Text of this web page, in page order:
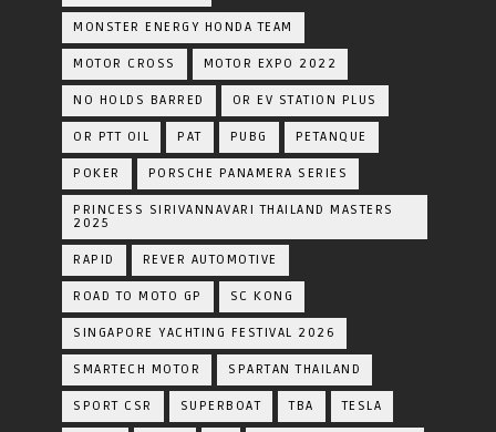
MONSTER ENERGY HONDA TEAM
MOTOR CROSS MOTOR EXPO 2022
NO HOLDS BARRED OR EV STATION PLUS
OR PTT OIL PAT PUBG PETANQUE
POKER PORSCHE PANAMERA SERIES
PRINCESS SIRIVANNAVARI THAILAND MASTERS
2025
RAPID REVER AUTOMOTIVE
ROAD TO MOTO GP SC KONG
SINGAPORE YACHTING FESTIVAL 2026
SMARTECH MOTOR SPARTAN THAILAND
SPORT CSR SUPERBOAT TBA TESLA